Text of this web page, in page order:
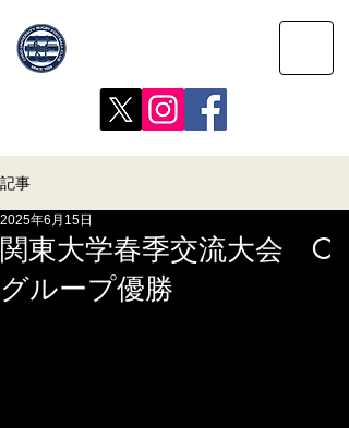
記事
関東大学春季交流大会 C
グループ優勝
2025年6月15日